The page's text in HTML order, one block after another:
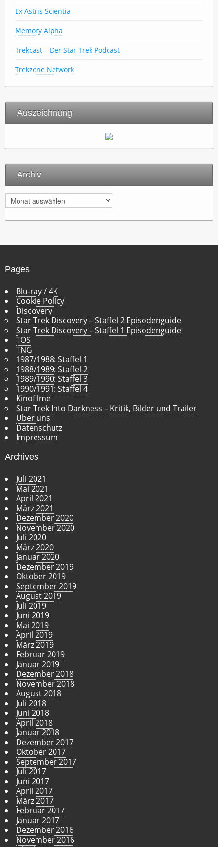
Ex Astris Scientia
Memory Alpha
Trekcast – Der Star Trek Podcast
Trekzone Network
Auszeichnung
Archiv
r
v
Pages
Blu-ray / 4K
Cookie Policy
Discovery
Star Trek Discovery – Staffel 2 Episodenguide
Star Trek Discovery – Staffel 1 Episodenguide
TOS
TNG
1987/1988: Staffel 1
1988/1989: Staffel 2
1989/1990: Staffel 3
1990/1991: Staffel 4
Kinofilme
Star Trek Into Darkness – Kritik, Bilder und Trailer
Über uns
Datenschutz
Impressum
Archives
Juli 2021
Mai 2021
April 2021
März 2021
Dezember 2020
November 2020
Juli 2020
März 2020
Januar 2020
Dezember 2019
Oktober 2019
September 2019
August 2019
Juli 2019
Juni 2019
Mai 2019
April 2019
März 2019
Februar 2019
Januar 2019
Dezember 2018
November 2018
August 2018
Juli 2018
Juni 2018
April 2018
Januar 2018
Dezember 2017
Oktober 2017
September 2017
Juli 2017
Juni 2017
April 2017
März 2017
Februar 2017
Januar 2017
Dezember 2016
November 2016